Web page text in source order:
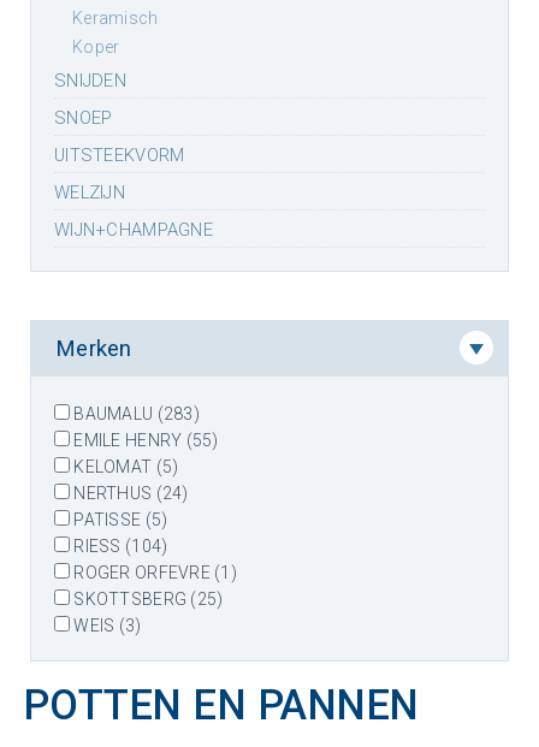
keramisch
koper
SNIJDEN
SNOEP
UITSTEEKVORM
WELZIJN
WIJN+CHAMPAGNE
Merken
BAUMALU (283)
EMILE HENRY (55)
KELOMAT (5)
NERTHUS (24)
PATISSE (5)
RIESS (104)
ROGER ORFEVRE (1)
SKOTTSBERG (25)
WEIS (3)
POTTEN EN PANNEN